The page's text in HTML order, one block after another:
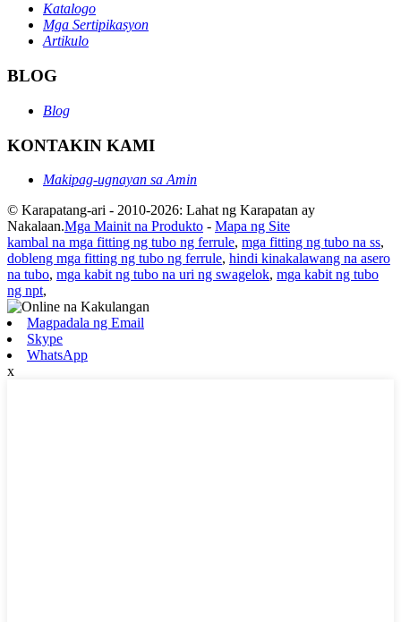
Katalogo
Mga Sertipikasyon
Artikulo
BLOG
Blog
KONTAKIN KAMI
Makipag-ugnayan sa Amin
© Karapatang-ari - 2010-2026: Lahat ng Karapatan ay
Nakalaan.Mga Mainit na Produkto - Mapa ng Site
kambal na mga fitting ng tubo ng ferrule, mga fitting ng tubo na ss,
dobleng mga fitting ng tubo ng ferrule, hindi kinakalawang na asero
na tubo, mga kabit ng tubo na uri ng swagelok, mga kabit ng tubo
ng npt,
Magpadala ng Email
Skype
WhatsApp
x